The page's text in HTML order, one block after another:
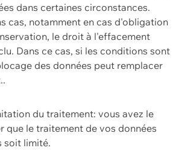
dans certaines circonstances.
cas, notamment en cas d'obligation
le droit à l'effacement
Dans ce cas, si les conditions sont
des données peut remplacer
du traitement: vous avez le
que le traitement de vos données
soit limité.